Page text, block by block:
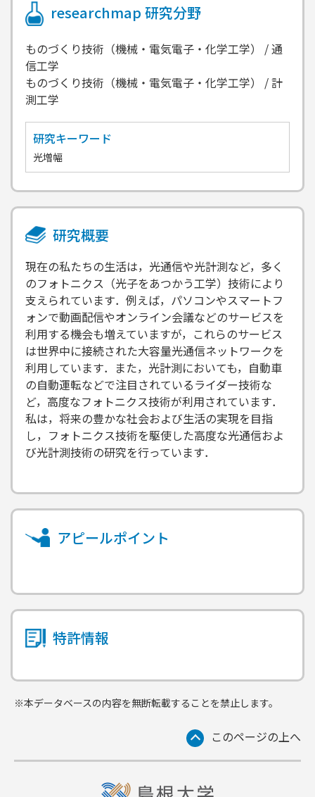
researchmap 研究分野
ものづくり技術（機械・電気電子・化学工学） / 通
信工学
ものづくり技術（機械・電気電子・化学工学） / 計
測工学
研究キーワード
光増幅
研究概要
現在の私たちの生活は，光通信や光計測など，多く
のフォトニクス（光子をあつかう工学）技術により
支えられています．例えば，パソコンやスマートフ
ォンで動画配信やオンライン会議などのサービスを
利用する機会も増えていますが，これらのサービス
は世界中に接続された大容量光通信ネットワークを
利用しています．また，光計測においても，自動車
の自動運転などで注目されているライダー技術な
ど，高度なフォトニクス技術が利用されています．
私は，将来の豊かな社会および生活の実現を目指
し，フォトニクス技術を駆使した高度な光通信およ
び光計測技術の研究を行っています．
アピールポイント
特許情報
※本データベースの内容を無断転載することを禁止します。
このページの上へ